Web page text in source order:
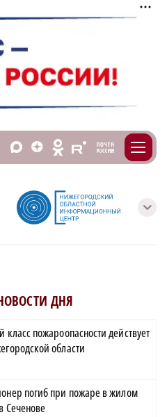
X Z O E m
с
ДНЯ
класс пожароопасности действует
области
погиб при пожаре в жилом
Сеченове